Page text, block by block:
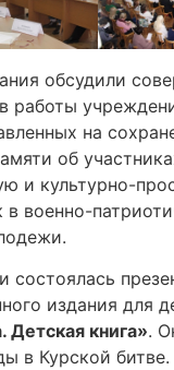
обсудили
работы
на
об
и культурно-
в военно-
состоялась
издания для
Детская книга».
в Курской битве.